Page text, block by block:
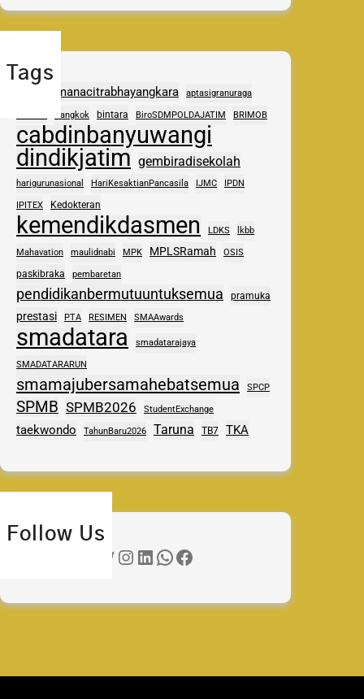
Tags
adhipramanacitrabhayangkara aptasigranuraga
Bangkok bintara BiroSDMPOLDAJATIM BRIMOB
cabdinbanyuwangi
dindikjatim gembiradisekolah
harigurunasional HariKesaktianPancasila IJMC IPDN
IPITEX Kedokteran
kemendikdasmen LDKS lkbb
Mahavation maulidnabi MPK MPLSRamah OSIS
paskibraka pembaretan
pendidikanbermutuuntuksemua pramuka
prestasi PTA RESIMEN SMAAwards
smadatara smadatarajaya
SMADATARARUN
smamajubersamahebatsemua SPCP
SPMB SPMB2026 StudentExchange
taekwondo TahunBaru2026 Taruna TB7 TKA
Follow Us
Instagram LinkedIn WhatsApp Facebook